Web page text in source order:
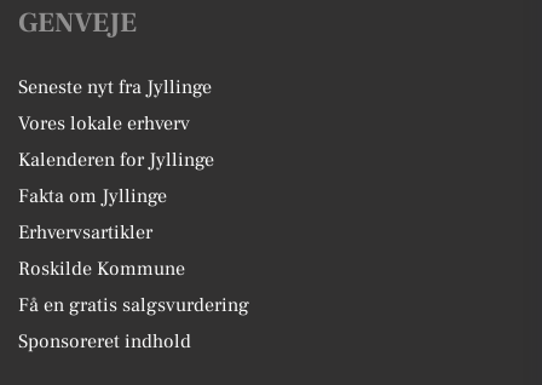
GENVEJE
Seneste nyt fra Jyllinge
Vores lokale erhverv
Kalenderen for Jyllinge
Fakta om Jyllinge
Erhvervsartikler
Roskilde Kommune
Få en gratis salgsvurdering
Sponsoreret indhold